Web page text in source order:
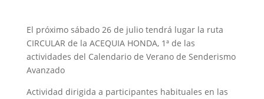
El próximo sábado 26 de julio tendrá lugar la ruta
CIRCULAR de la ACEQUIA HONDA, 1ª de las
actividades del Calendario de Verano de Senderismo
Avanzado
Actividad dirigida a participantes habituales en las